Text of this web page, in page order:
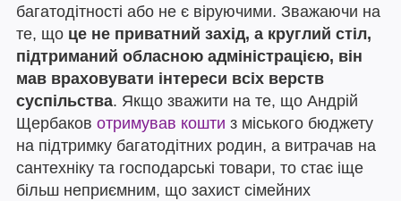
багатодітності або не є віруючими. Зважаючи на
те, що це не приватний захід, а круглий стіл,
підтриманий обласною адміністрацією, він
мав враховувати інтереси всіх верств
суспільства. Якщо зважити на те, що Андрій
Щербаков отримував кошти з міського бюджету
на підтримку багатодітних родин, а витрачав на
сантехніку та господарські товари, то стає іще
більш неприємним, що захист сімейних